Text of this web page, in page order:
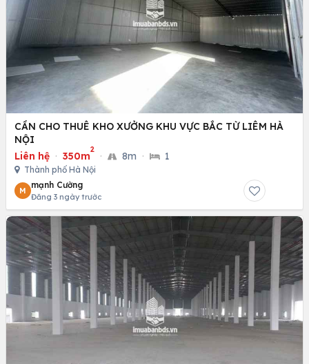
CẦN CHO THUÊ KHO XƯỞNG KHU VỰC BẮC TỪ LIÊM HÀ
NỘI
Liên hệ · 350m
2
· 8m · 1
Thành phố Hà Nội
M
mạnh Cường
Đăng 3 ngày trước